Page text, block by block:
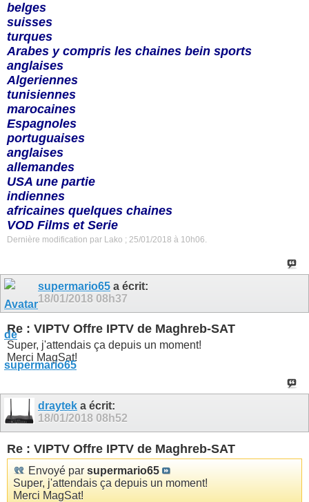
belges
suisses
turques
Arabes y compris les chaines bein sports
anglaises
Algeriennes
tunisiennes
marocaines
Espagnoles
portuguaises
anglaises
allemandes
USA une partie
indiennes
africaines quelques chaines
VOD Films et Serie
Dernière modification par Lako ; 25/01/2018 à 10h06.
supermario65 a écrit:
18/01/2018 08h37
Re : VIPTV Offre IPTV de Maghreb-SAT
Super, j'attendais ça depuis un moment!
Merci MagSat!
draytek a écrit:
18/01/2018 08h52
Re : VIPTV Offre IPTV de Maghreb-SAT
Envoyé par supermario65
Super, j'attendais ça depuis un moment!
Merci MagSat!